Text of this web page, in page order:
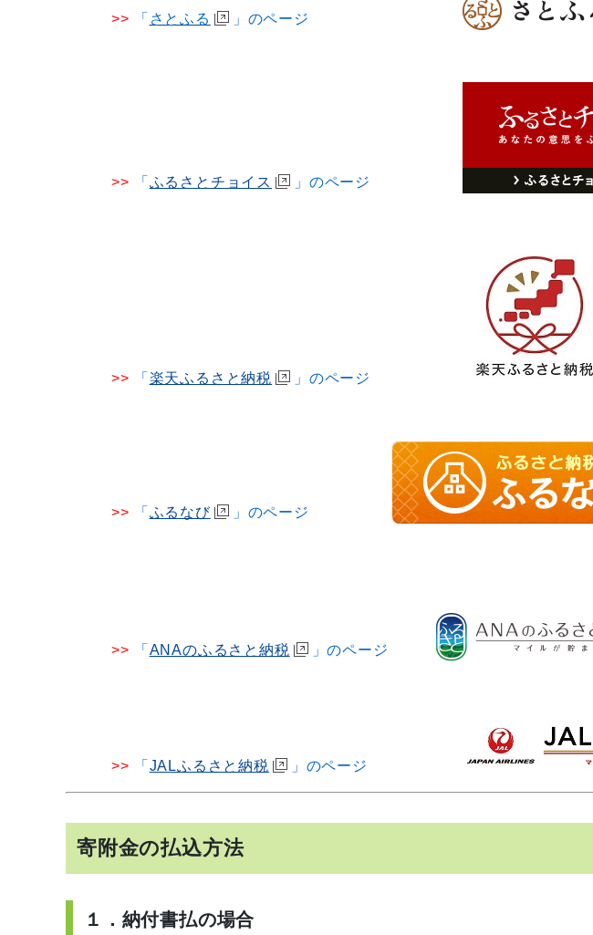
>> 「 さとふる 」のページ
>> 「 ふるさとチョイス 」のページ
>> 「 楽天ふるさと納税 」のページ
>> 「 ふるなび 」のページ
>> 「 ANAのふるさと納税 」のページ
>> 「 JALふるさと納税 」のページ
寄附金の払込方法
１．納付書払の場合